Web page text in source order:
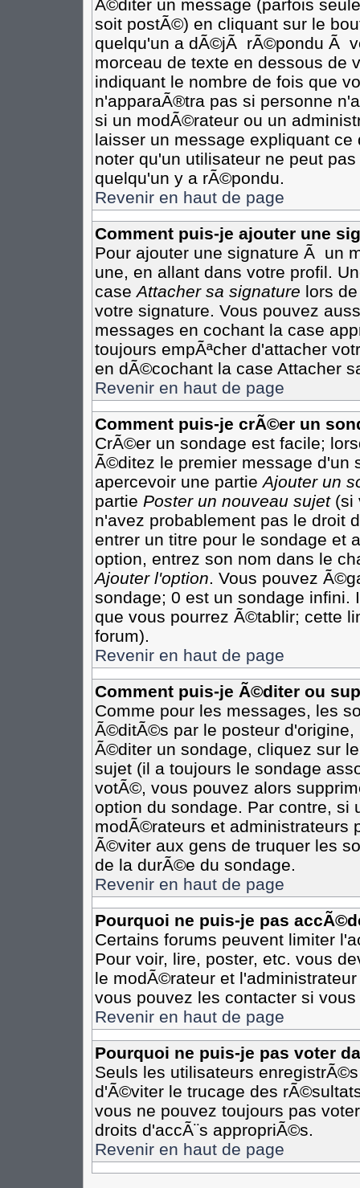
Ã©diter un message (parfois
soit postÃ©) en cliquant sur le
quelqu'un a dÃ©jÃ rÃ©pondu Ã
morceau de texte en dessous de
indiquant le nombre de fois que
n'apparaÃ®tra pas si personne
si un modÃ©rateur ou un
laisser un message expliquant
noter qu'un utilisateur ne peut
quelqu'un y a rÃ©pondu.
Revenir en haut de page
Comment puis-je ajouter une
Pour ajouter une signature Ã un
une, en allant dans votre profil.
caseAttacher sa signature lors
votre signature. Vous pouvez
messages en cochant la case
toujours empÃªcher d'attacher
en dÃ©cochant la case Attacher
Revenir en haut de page
Comment puis-je crÃ©er un
CrÃ©er un sondage est facile;
Ã©ditez le premier message d'un
apercevoir une partieAjouter un
partie Poster un nouveau sujet(si
n'avez probablement pas le droit
entrer un titre pour le sondage et
option, entrez son nom dans le
Ajouter l'option. Vous pouvez
sondage; 0 est un sondage infini.
que vous pourrez Ã©tablir; cette
forum).
Revenir en haut de page
Comment puis-je Ã©diter ou
Comme pour les messages, les
Ã©ditÃ©s par le posteur
Ã©diter un sondage, cliquez sur
sujet (il a toujours le sondage
votÃ©, vous pouvez alors
option du sondage. Par contre,
modÃ©rateurs et administrateurs
Ã©viter aux gens de truquer les
de la durÃ©e du sondage.
Revenir en haut de page
Pourquoi ne puis-je pas
Certains forums peuvent limiter
Pour voir, lire, poster, etc. vous
le modÃ©rateur et
vous pouvez les contacter si
Revenir en haut de page
Pourquoi ne puis-je pas voter
Seuls les utilisateurs
d'Ã©viter le trucage des
vous ne pouvez toujours pas
droits d'accÃ¨s appropriÃ©s.
Revenir en haut de page